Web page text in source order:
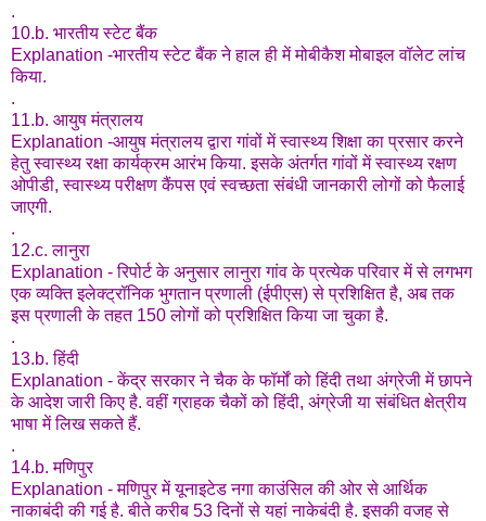
.
10.b. भारतीय स्टेट बैंक
Explanation -भारतीय स्टेट बैंक ने हाल ही में मोबीकैश मोबाइल वॉलेट लांच
किया.
.
11.b. आयुष मंत्रालय
Explanation -आयुष मंत्रालय द्वारा गांवों में स्वास्थ्य शिक्षा का प्रसार करने
हेतु स्वास्थ्य रक्षा कार्यक्रम आरंभ किया. इसके अंतर्गत गांवों में स्वास्थ्य रक्षण
ओपीडी, स्वास्थ्य परीक्षण कैंपस एवं स्वच्छता संबंधी जानकारी लोगों को फैलाई
जाएगी.
.
12.c. लानुरा
Explanation - रिपोर्ट के अनुसार लानुरा गांव के प्रत्येक परिवार में से लगभग
एक व्यक्ति इलेक्ट्रॉनिक भुगतान प्रणाली (ईपीएस) से प्रशिक्षित है, अब तक
इस प्रणाली के तहत 150 लोगों को प्रशिक्षित किया जा चुका है.
.
13.b. हिंदी
Explanation - केंद्र सरकार ने चैक के फॉर्मों को हिंदी तथा अंग्रेजी में छापने
के आदेश जारी किए है. वहीं ग्राहक चैकों को हिंदी, अंग्रेजी या संबंधित क्षेत्रीय
भाषा में लिख सकते हैं.
.
14.b. मणिपुर
Explanation - मणिपुर में यूनाइटेड नगा काउंसिल की ओर से आर्थिक
नाकाबंदी की गई है. बीते करीब 53 दिनों से यहां नाकेबंदी है. इसकी वजह से